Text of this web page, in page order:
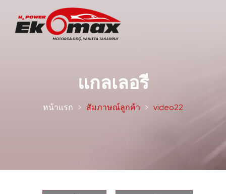
แกลเลอรี
หน้าแรก สัมภาษณ์ลูกค้า video22